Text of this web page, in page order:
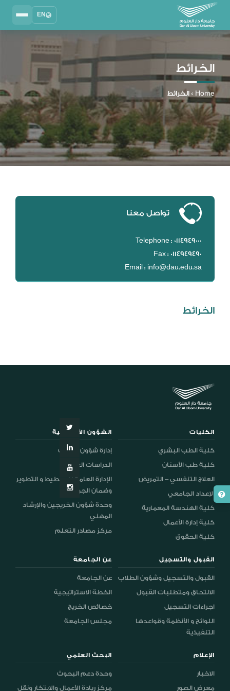
EN
2025 - 2026
نظام إدارة التعلم
MYLMS
نظام معلومات الطلاب
إدارة الموارد البشرية
MYHRM
EMAIL
DL
نظام التقييم السنوي
MYAES
الخرائط
Home
› الخرائط
تواصل معنا
Telephone : 0114949000
Fax : 0114949490
Email : info@dau.edu.sa
الخرائط
الكليات
كلية الطب البشري
كلية طب الأسنان
العلاج التنفسي – التمريض
الإعداد الجامعي
كلية الهندسة المعمارية
كلية إدارة الأعمال
كلية الحقوق
الشؤون الأكاديمية
إدارة شؤون الطلاب
الدراسات العليا
الإدارة العامة للتخطيط و التطوير
وضمان الجودة
وحدة شؤون الخريجين والإرشاد
المهني
مركز مصادر التعلم
القبول والتسجيل
القبول والتسجيل وشؤون الطلاب
الالتحاق ومتطلبات القبول
اجراءات التسجيل
اللوائح و الأنظمة وقواعدها
التنفيذية
عن الجامعة
عن الجامعة
الخطة الاستراتيجية
خصائص الخريج
مجلس الجامعة
الإعلام
الاخبار
معرض الصور
البحث العلمي
وحدة دعم البحوث
مركز ريادة الأعمال والابتكار ونقل